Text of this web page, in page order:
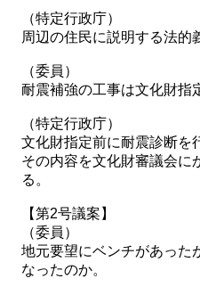
（特定行政庁）
周辺の住民に説明する法的
（委員）
耐震補強の工事は文化財指
（特定行政庁）
文化財指定前に耐震診断を
その内容を文化財審議会に
る。
【第2号議案】
（委員）
地元要望にベンチがあった
なったのか。